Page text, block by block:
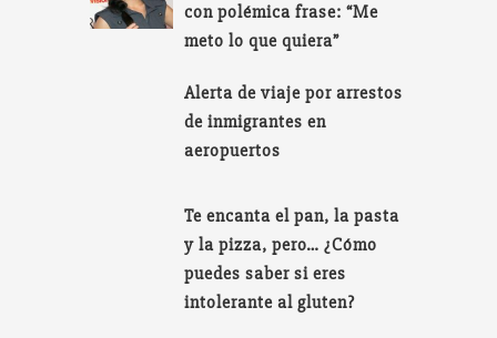
con polémica frase: “Me
meto lo que quiera”
Alerta de viaje por arrestos
de inmigrantes en
aeropuertos
Te encanta el pan, la pasta
y la pizza, pero… ¿Cómo
puedes saber si eres
intolerante al gluten?